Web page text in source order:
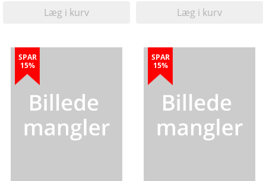
Læg i kurv Læg i kurv
SPAR
15%
SPAR
15%